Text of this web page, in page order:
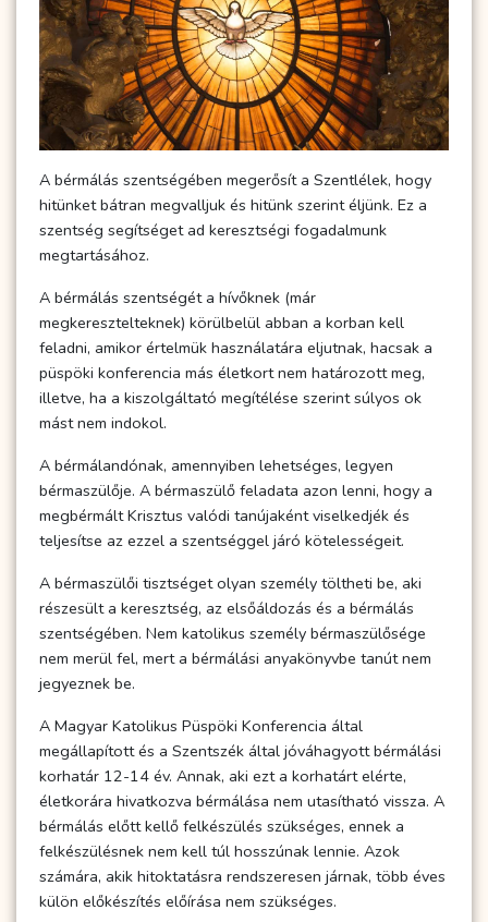
A bérmálás szentségében megerősít a Szentlélek, hogy
hitünket bátran megvalljuk és hitünk szerint éljünk. Ez a
szentség segítséget ad keresztségi fogadalmunk
megtartásához.
A bérmálás szentségét a hívőknek (már
megkeresztelteknek) körülbelül abban a korban kell
feladni, amikor értelmük használatára eljutnak, hacsak a
püspöki konferencia más életkort nem határozott meg,
illetve, ha a kiszolgáltató megítélése szerint súlyos ok
mást nem indokol.
A bérmálandónak, amennyiben lehetséges, legyen
bérmaszülője. A bérmaszülő feladata azon lenni, hogy a
megbérmált Krisztus valódi tanújaként viselkedjék és
teljesítse az ezzel a szentséggel járó kötelességeit.
A bérmaszülői tisztséget olyan személy töltheti be, aki
részesült a keresztség, az elsőáldozás és a bérmálás
szentségében. Nem katolikus személy bérmaszülősége
nem merül fel, mert a bérmálási anyakönyvbe tanút nem
jegyeznek be.
A Magyar Katolikus Püspöki Konferencia által
megállapított és a Szentszék által jóváhagyott bérmálási
korhatár 12-14 év. Annak, aki ezt a korhatárt elérte,
életkorára hivatkozva bérmálása nem utasítható vissza. A
bérmálás előtt kellő felkészülés szükséges, ennek a
felkészülésnek nem kell túl hosszúnak lennie. Azok
számára, akik hitoktatásra rendszeresen járnak, több éves
külön előkészítés előírása nem szükséges.